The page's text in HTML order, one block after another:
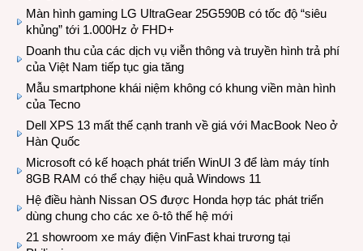
Màn hình gaming LG UltraGear 25G590B có tốc độ “siêu
khủng” tới 1.000Hz ở FHD+
Doanh thu của các dịch vụ viễn thông và truyền hình trả phí
của Việt Nam tiếp tục gia tăng
Mẫu smartphone khái niệm không có khung viền màn hình
của Tecno
Dell XPS 13 mất thế cạnh tranh về giá với MacBook Neo ở
Hàn Quốc
Microsoft có kế hoạch phát triển WinUI 3 để làm máy tính
8GB RAM có thể chạy hiệu quả Windows 11
Hệ điều hành Nissan OS được Honda hợp tác phát triển
dùng chung cho các xe ô-tô thế hệ mới
21 showroom xe máy điện VinFast khai trương tại